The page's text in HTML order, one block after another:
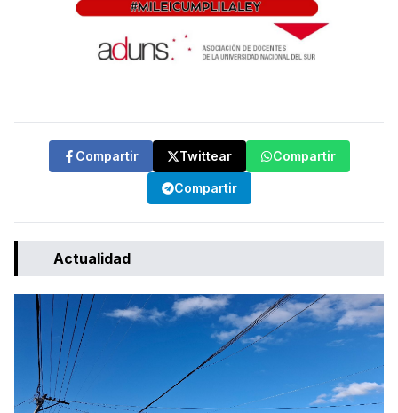
Compartir Twittear Compartir
Compartir
Actualidad